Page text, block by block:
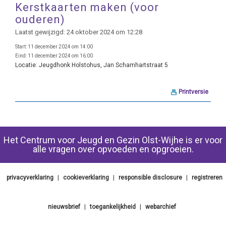
Kerstkaarten maken (voor
ouderen)
Laatst gewijzigd: 24 oktober 2024 om 12:28
Start: 11 december 2024 om 14:00
Eind: 11 december 2024 om 16:00
Locatie: Jeugdhonk Holstohus, Jan Schamhartstraat 5
Printversie
Het Centrum voor Jeugd en Gezin Olst-Wijhe is er voor
alle vragen over opvoeden en opgroeien.
privacyverklaring | cookieverklaring | responsible disclosure | registreren
nieuwsbrief | toegankelijkheid | webarchief